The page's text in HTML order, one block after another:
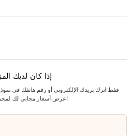
إذا كان لديك
فقط اترك بريدك الإلكتروني أو رقم هاتفك في
عرض أسعار مجاني لك لمجموعة واسعة من التصميمات لدينا!